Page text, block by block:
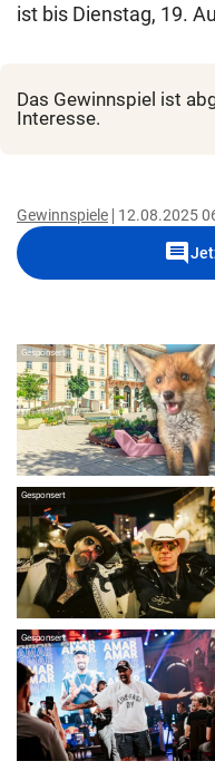
ist bis Dienstag, 19.
Das Gewinnspiel ist
Interesse.
Gewinnspiele 12.08.2025
comment
Gesponsert
Gesponsert
Gesponsert